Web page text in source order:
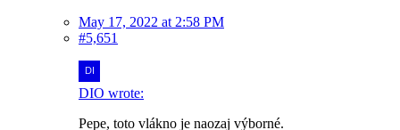
May 17, 2022 at 2:58 PM
#5,651
DIO wrote:
Pepe, toto vlákno je naozaj výborné.